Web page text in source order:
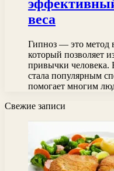
веса
Гипноз — это метод
который позволяет
привычки человека.
стала популярным
помогает многим
Свежие записи